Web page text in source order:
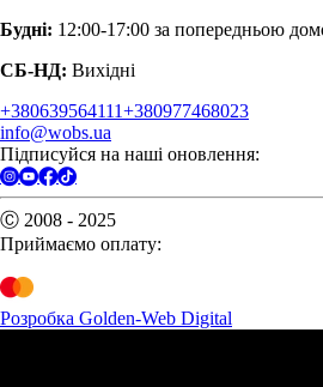
Будні: 12:00-17:00 за попередньою
СБ-НД: Вихідні
+380639564111+380977468023
info@wobs.ua
Підписуйся на наші оновлення:
Ⓒ 2008 - 2025
Приймаємо оплату:
Розробка Golden-Web Digital